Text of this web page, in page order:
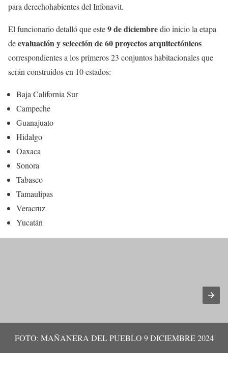
para derechohabientes del Infonavit.
El funcionario detalló que este9 de diciembredio inicio la etapa
deevaluación y selección de 60 proyectos arquitectónicos
correspondientes a los primeros 23 conjuntos habitacionales que
serán construidos en 10 estados:
Baja California Sur
Campeche
Guanajuato
Hidalgo
Oaxaca
Sonora
Tabasco
Tamaulipas
Veracruz
Yucatán
FOTO: MAÑANERA DEL PUEBLO 9 DICIEMBRE 2024